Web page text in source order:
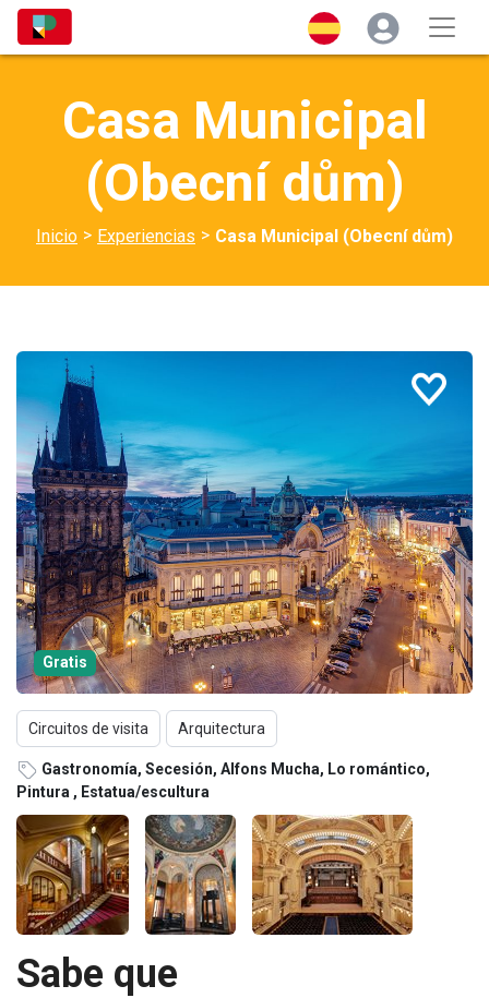
Casa Municipal
(Obecní dům)
Inicio > Experiencias > Casa Municipal (Obecní dům)
Sabe que
Gratis
Circuitos de visita Arquitectura
Gastronomía, Secesión, Alfons Mucha, Lo romántico,
Pintura , Estatua/escultura